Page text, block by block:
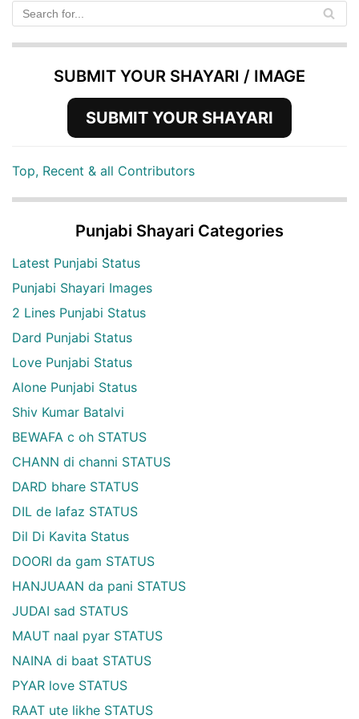
SUBMIT YOUR SHAYARI / IMAGE
SUBMIT YOUR SHAYARI
Top, Recent & all Contributors
Punjabi Shayari Categories
Latest Punjabi Status
Punjabi Shayari Images
2 Lines Punjabi Status
Dard Punjabi Status
Love Punjabi Status
Alone Punjabi Status
Shiv Kumar Batalvi
BEWAFA c oh STATUS
CHANN di channi STATUS
DARD bhare STATUS
DIL de lafaz STATUS
Dil Di Kavita Status
DOORI da gam STATUS
HANJUAAN da pani STATUS
JUDAI sad STATUS
MAUT naal pyar STATUS
NAINA di baat STATUS
PYAR love STATUS
RAAT ute likhe STATUS